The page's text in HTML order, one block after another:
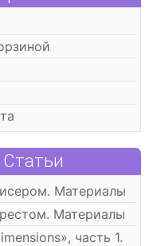
Статьи
Материалы
Материалы
часть 1.